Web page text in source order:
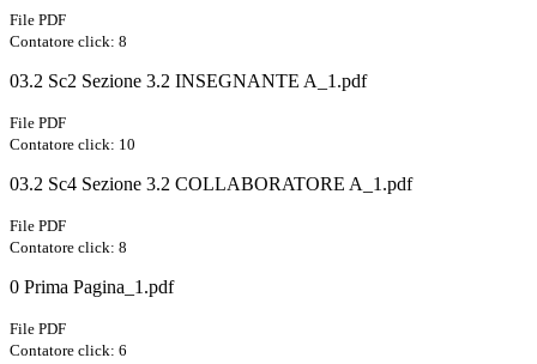
File PDF
Contatore click: 8
03.2 Sc2 Sezione 3.2 INSEGNANTE A_1.pdf
File PDF
Contatore click: 10
03.2 Sc4 Sezione 3.2 COLLABORATORE A_1.pdf
File PDF
Contatore click: 8
0 Prima Pagina_1.pdf
File PDF
Contatore click: 6